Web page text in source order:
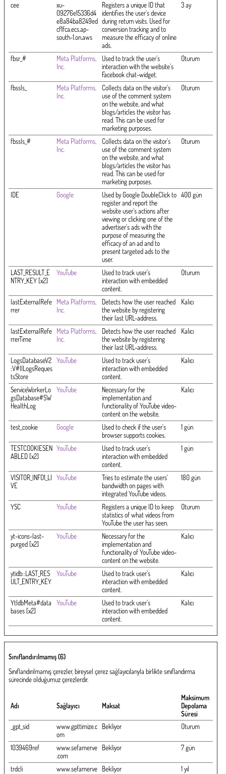
cee
xu-
09276e15336d4
e8a84ba8249ed
cf1fca.ecs.ap-
south-1.on.aws
Registers a unique ID that
identifies the user's device
during return visits. Used for
conversion tracking and to
measure the efficacy of online
ads.
3 ay
fbsr_#
Meta Platforms,
Inc.
Used to track the user’s
interaction with the website’s
Facebook chat-widget.
Oturum
fbssls_
Meta Platforms,
Inc.
Collects data on the visitor’s
use of the comment system
on the website, and what
blogs/articles the visitor has
read. This can be used for
marketing purposes.
Oturum
fbssls_#
Meta Platforms,
Inc.
Collects data on the visitor’s
use of the comment system
on the website, and what
blogs/articles the visitor has
read. This can be used for
marketing purposes.
Oturum
IDE Google
Used by Google DoubleClick to
register and report the
website user's actions after
viewing or clicking one of the
advertiser's ads with the
purpose of measuring the
efficacy of an ad and to
present targeted ads to the
user.
400 gün
LAST_RESULT_E
NTRY_KEY [x2]
YouTube
Used to track user’s
interaction with embedded
content.
Oturum
lastExternalRefe
rrer
Meta Platforms,
Inc.
Detects how the user reached
the website by registering
their last URL-address.
Kalıcı
lastExternalRefe
rrerTime
Meta Platforms,
Inc.
Detects how the user reached
the website by registering
their last URL-address.
Kalıcı
LogsDatabaseV2
:V#||LogsReques
tsStore
YouTube
Used to track user’s
interaction with embedded
content.
Kalıcı
ServiceWorkerLo
gsDatabase#SW
HealthLog
YouTube
Necessary for the
implementation and
functionality of YouTube video-
content on the website.
Kalıcı
test_cookie Google
Used to check if the user's
browser supports cookies.
1 gün
TESTCOOKIESEN
ABLED [x2]
YouTube
Used to track user’s
interaction with embedded
content.
1 gün
VISITOR_INFO1_LI
VE
YouTube
Tries to estimate the users'
bandwidth on pages with
integrated YouTube videos.
180 gün
YSC YouTube
Registers a unique ID to keep
statistics of what videos from
YouTube the user has seen.
Oturum
yt-icons-last-
purged [x2]
YouTube
Necessary for the
implementation and
functionality of YouTube video-
content on the website.
Kalıcı
ytidb::LAST_RES
ULT_ENTRY_KEY
YouTube
Used to track user’s
interaction with embedded
content.
Kalıcı
YtIdbMeta#data
bases [x2]
YouTube
Used to track user’s
interaction with embedded
content.
Kalıcı
Sınıflandırılmamış (6)
Sınıflandırılmamış çerezler, bireysel çerez sağlayıcılarıyla birlikte sınıflandırma
sürecinde olduğumuz çerezlerdir.
Adı Sağlayıcı Maksat
Maksimum
Depolama
Süresi
_gpt_sid
www.gpttimize.c
om
Bekliyor Oturum
1039469ref
www.sefamerve
.com
Bekliyor 7 gün
trdcli
www.sefamerve
Bekliyor 1 yıl